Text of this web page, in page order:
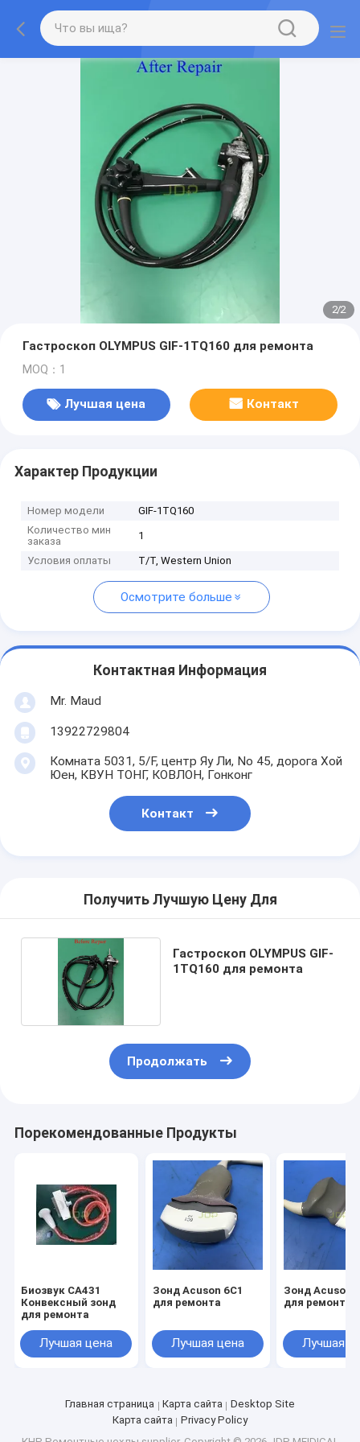
2/2
Гастроскоп OLYMPUS GIF-1TQ160 для ремонта
MOQ：1
Лучшая цена Контакт
Характер Продукции
Номер модели
GIF-1TQ160
Количество мин
заказа
1
Условия оплаты T/T, Western Union
Осмотрите больше
Контактная Информация
Mr. Maud
13922729804
Комната 5031, 5/F, центр Яу Ли, No 45, дорога Хой
Юен, КВУН ТОНГ, КОВЛОН, Гонконг
Контакт
Получить Лучшую Цену Для
Гастроскоп OLYMPUS GIF-
1TQ160 для ремонта
Продолжать
Порекомендованные Продукты
Биозвук CA431
Конвексный зонд
для ремонта
Лучшая цена
Зонд Acuson 6C1
для ремонта
Лучшая цена
Зонд Acuson
для ремонта
Лучшая
Главная страница Карта сайта
Desktop Site
Карта сайта
Privacy Policy